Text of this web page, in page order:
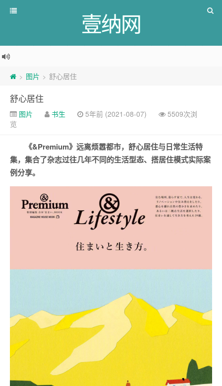
壹纳网
> 图片 > 舒心居住
舒心居住
图片 书生 5年前 (2021-08-07)
5509次浏
览
《&Premium》远离烦嚣都市，舒心居住与日常生活特
集，集合了杂志过往几年不同的生活型态、搭居住模式实际案
例分享。 ​​​​